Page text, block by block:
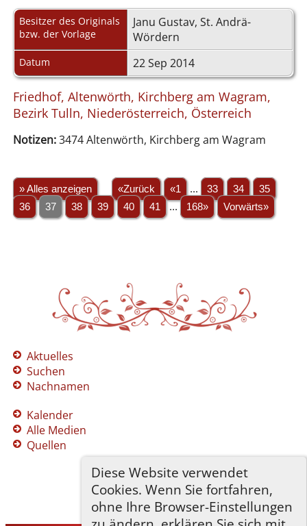
Diese Website verwendet
Cookies. Wenn Sie fortfahren,
ohne Ihre Browser-Einstellungen
Besitzer des Originals
bzw. der Vorlage
Janu Gustav, St. Andrä-
Wördern
Datum 22 Sep 2014
Friedhof, Altenwörth, Kirchberg am Wagram,
Bezirk Tulln, Niederösterreich, Österreich
Notizen:3474 Altenwörth, Kirchberg am Wagram
» Alles anzeigen «Zurück «1 ... 33 34
35
36
37 38 39 40 41 ... 168» Vorwärts»
Aktuelles
Suchen
Nachnamen
Kalender
Alle Medien
Quellen